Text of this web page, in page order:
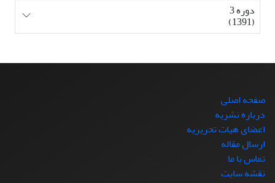
دوره 3
(1391)
صفحه اصلی
درباره نشریه
اعضای هیات تحریریه
ارسال مقاله
تماس با ما
نقشه سایت